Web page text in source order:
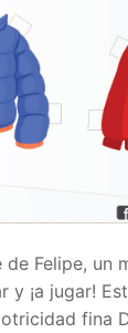
Felipe, un
¡a jugar!
fina